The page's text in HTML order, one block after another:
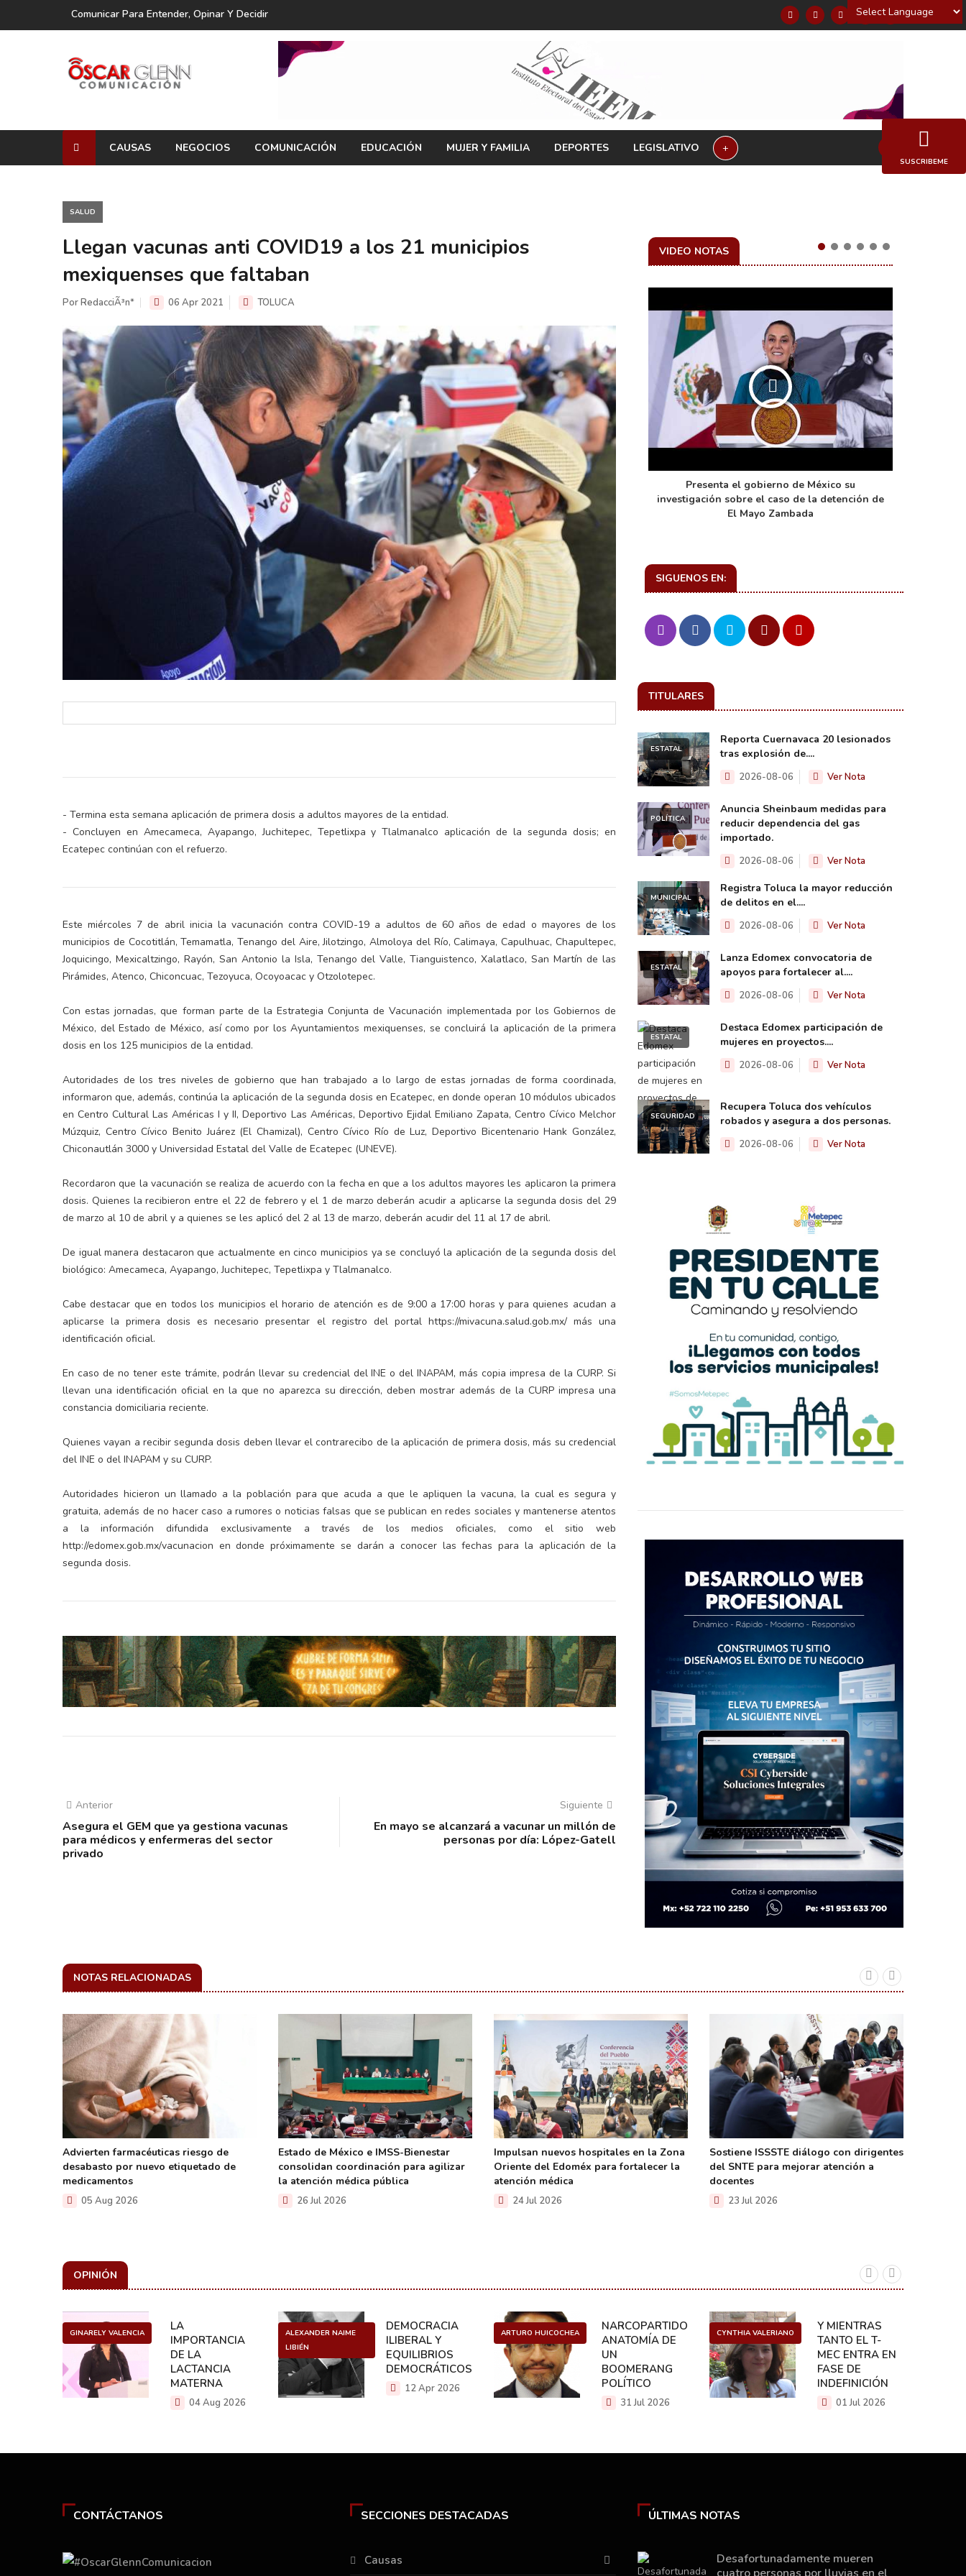
Powered by
Comunicar Para Entender, Opinar Y Decidir
CAUSAS NEGOCIOS COMUNICACIÓN EDUCACIÓN MUJER Y FAMILIA DEPORTES LEGISLATIVO +
SALUD
Llegan vacunas anti COVID19 a los 21 municipios
mexiquenses que faltaban
Por RedacciÃ³n* 06 Apr 2021 TOLUCA
- Termina esta semana aplicación de primera dosis a adultos mayores de la entidad.
- Concluyen en Amecameca, Ayapango, Juchitepec, Tepetlixpa y Tlalmanalco aplicación de la segunda dosis; en
Ecatepec continúan con el refuerzo.
Este miércoles 7 de abril inicia la vacunación contra COVID-19 a adultos de 60 años de edad o mayores de los
municipios de Cocotitlán, Temamatla, Tenango del Aire, Jilotzingo, Almoloya del Río, Calimaya, Capulhuac, Chapultepec,
Joquicingo, Mexicaltzingo, Rayón, San Antonio la Isla, Tenango del Valle, Tianguistenco, Xalatlaco, San Martín de las
Pirámides, Atenco, Chiconcuac, Tezoyuca, Ocoyoacac y Otzolotepec.
Con estas jornadas, que forman parte de la Estrategia Conjunta de Vacunación implementada por los Gobiernos de
México, del Estado de México, así como por los Ayuntamientos mexiquenses, se concluirá la aplicación de la primera
dosis en los 125 municipios de la entidad.
Autoridades de los tres niveles de gobierno que han trabajado a lo largo de estas jornadas de forma coordinada,
informaron que, además, continúa la aplicación de la segunda dosis en Ecatepec, en donde operan 10 módulos ubicados
en Centro Cultural Las Américas I y II, Deportivo Las Américas, Deportivo Ejidal Emiliano Zapata, Centro Cívico Melchor
Múzquiz, Centro Cívico Benito Juárez (El Chamizal), Centro Cívico Río de Luz, Deportivo Bicentenario Hank González,
Chiconautlán 3000 y Universidad Estatal del Valle de Ecatepec (UNEVE).
Recordaron que la vacunación se realiza de acuerdo con la fecha en que a los adultos mayores les aplicaron la primera
dosis. Quienes la recibieron entre el 22 de febrero y el 1 de marzo deberán acudir a aplicarse la segunda dosis del 29
de marzo al 10 de abril y a quienes se les aplicó del 2 al 13 de marzo, deberán acudir del 11 al 17 de abril.
De igual manera destacaron que actualmente en cinco municipios ya se concluyó la aplicación de la segunda dosis del
biológico: Amecameca, Ayapango, Juchitepec, Tepetlixpa y Tlalmanalco.
Cabe destacar que en todos los municipios el horario de atención es de 9:00 a 17:00 horas y para quienes acudan a
aplicarse la primera dosis es necesario presentar el registro del portal https://mivacuna.salud.gob.mx/ más una
identificación oficial.
En caso de no tener este trámite, podrán llevar su credencial del INE o del INAPAM, más copia impresa de la CURP. Si
llevan una identificación oficial en la que no aparezca su dirección, deben mostrar además de la CURP impresa una
constancia domiciliaria reciente.
Quienes vayan a recibir segunda dosis deben llevar el contrarecibo de la aplicación de primera dosis, más su credencial
del INE o del INAPAM y su CURP.
Autoridades hicieron un llamado a la población para que acuda a que le apliquen la vacuna, la cual es segura y
gratuita, además de no hacer caso a rumores o noticias falsas que se publican en redes sociales y mantenerse atentos
a la información difundida exclusivamente a través de los medios oficiales, como el sitio web
http://edomex.gob.mx/vacunacion en donde próximamente se darán a conocer las fechas para la aplicación de la
segunda dosis.
Anterior
Asegura el GEM que ya gestiona vacunas
para médicos y enfermeras del sector
privado
Siguiente
En mayo se alcanzará a vacunar un millón de
personas por día: López-Gatell
VIDEO NOTAS
en el ejercicio de sus
Y salió la propuesta de Reforma Electoral de
la Presidenta Sheinbaum
Informa el gobierno federal cómo fue el
operativo de captura de "El Mencho" y sus
reacciones en Jalisco
Presenta el gobierno de México su
investigación sobre el caso de la detención de
El Mayo Zambada
SIGUENOS EN:
TITULARES
ESTATAL
Reporta Cuernavaca 20 lesionados
tras explosión de....
2026-08-06 Ver Nota
POLÍTICA
Anuncia Sheinbaum medidas para
reducir dependencia del gas
importado.
2026-08-06 Ver Nota
MUNICIPAL
Registra Toluca la mayor reducción
de delitos en el....
2026-08-06 Ver Nota
ESTATAL
Lanza Edomex convocatoria de
apoyos para fortalecer al....
2026-08-06 Ver Nota
ESTATAL
Destaca Edomex participación de
mujeres en proyectos....
2026-08-06 Ver Nota
SEGURIDAD
Recupera Toluca dos vehículos
robados y asegura a dos personas.
2026-08-06 Ver Nota
NOTAS RELACIONADAS
Advierten farmacéuticas riesgo de
desabasto por nuevo etiquetado de
medicamentos
05 Aug 2026
Estado de México e IMSS-Bienestar
consolidan coordinación para agilizar
la atención médica pública
26 Jul 2026
Impulsan nuevos hospitales en la Zona
Oriente del Edoméx para fortalecer la
atención médica
24 Jul 2026
Sostiene ISSSTE diálogo con dirigentes
del SNTE para mejorar atención a
docentes
23 Jul 2026
OPINIÓN
GINARELY VALENCIA
LA
IMPORTANCIA
DE LA
LACTANCIA
MATERNA
04 Aug 2026
ALEXANDER NAIME
LIBIÉN
DEMOCRACIA
ILIBERAL Y
EQUILIBRIOS
DEMOCRÁTICOS
12 Apr 2026
ARTURO HUICOCHEA
NARCOPARTIDO:
ANATOMÍA DE
UN
BOOMERANG
POLÍTICO
31 Jul 2026
CYNTHIA VALERIANO
Y MIENTRAS
TANTO EL T-
MEC ENTRA EN
FASE DE
INDEFINICIÓN
01 Jul 2026
SUSCRIBEME
CONTÁCTANOS SECCIONES DESTACADAS
Causas
ÚLTIMAS NOTAS
Desafortunadamente mueren